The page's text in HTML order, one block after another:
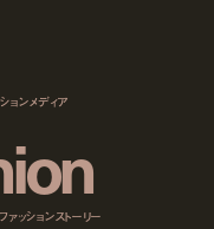
ョンメディア
ion
ッションストーリー